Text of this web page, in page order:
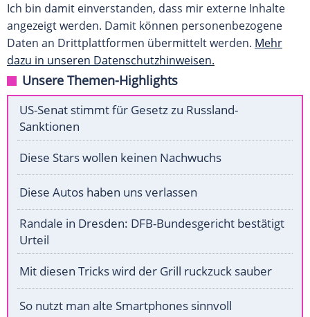
Ich bin damit einverstanden, dass mir externe Inhalte
angezeigt werden. Damit können personenbezogene
Daten an Drittplattformen übermittelt werden. Mehr
dazu in unseren Datenschutzhinweisen.
Unsere Themen-Highlights
US-Senat stimmt für Gesetz zu Russland-
Sanktionen
Diese Stars wollen keinen Nachwuchs
Diese Autos haben uns verlassen
Randale in Dresden: DFB-Bundesgericht bestätigt
Urteil
Mit diesen Tricks wird der Grill ruckzuck sauber
So nutzt man alte Smartphones sinnvoll